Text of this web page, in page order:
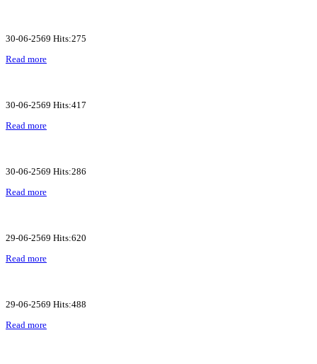
30-06-2569 Hits:275
Read more
30-06-2569 Hits:417
Read more
30-06-2569 Hits:286
Read more
29-06-2569 Hits:620
Read more
29-06-2569 Hits:488
Read more